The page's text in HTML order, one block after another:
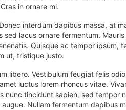
in ornare mi.
interdum dapibus massa, at
sed lacus ornare fermentum.
Quisque ac tempor ipsum,
ut, tristique justo.
libero. Vestibulum feugiat felis
luctus lorem rhoncus vitae.
nunc tincidunt sapien, sed tempor
Nullam fermentum dapibus